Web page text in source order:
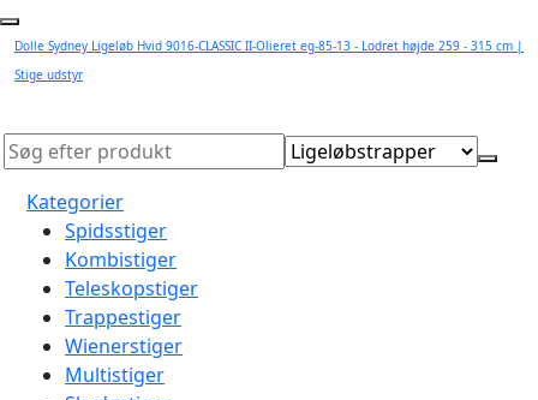
Dolle Sydney Ligeløb Hvid 9016-CLASSIC II-Olieret eg-85-13 - Lodret højde 259 - 315 cm |
Stige udstyr
Kategorier
Spidsstiger
Kombistiger
Teleskopstiger
Trappestiger
Wienerstiger
Multistiger